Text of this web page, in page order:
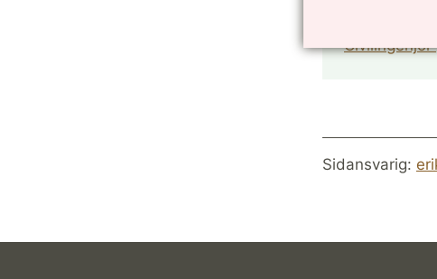
Civilingenjör
Sidansvarig: